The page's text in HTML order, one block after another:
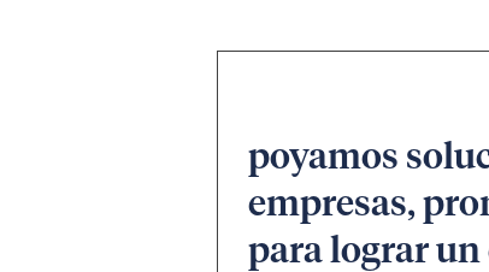
poyamos
empresas,
para lograr